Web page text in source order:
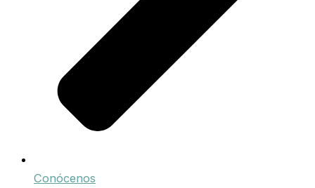
Conócenos